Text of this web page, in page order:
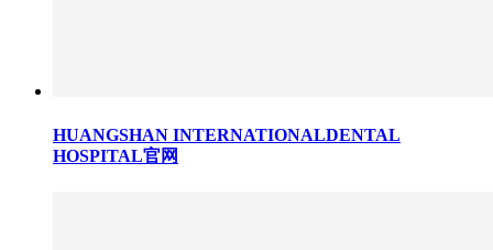
HUANGSHAN INTERNATIONALDENTAL
HOSPITAL官网